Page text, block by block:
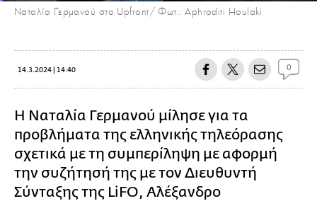
Ναταλία Γερμανού στο Upfront/ Φωτ.: Aphroditi Houlaki
14.3.2024 | 14:40 0
Η Ναταλία Γερμανού μίλησε για τα
προβλήματα της ελληνικής τηλεόρασης
σχετικά με τη συμπερίληψη με αφορμή
την συζήτησή της με τον Διευθυντή
Σύνταξης της LiFO, Αλέξανδρο